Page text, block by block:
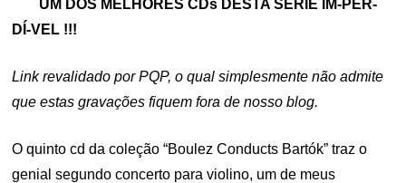
UM DOS MELHORES CDs DESTA SÉRIE IM-PER-
DÍ-VEL !!!
Link revalidado por PQP, o qual simplesmente não admite
que estas gravações fiquem fora de nosso blog.
O quinto cd da coleção “Boulez Conducts Bartók” traz o
genial segundo concerto para violino, um de meus